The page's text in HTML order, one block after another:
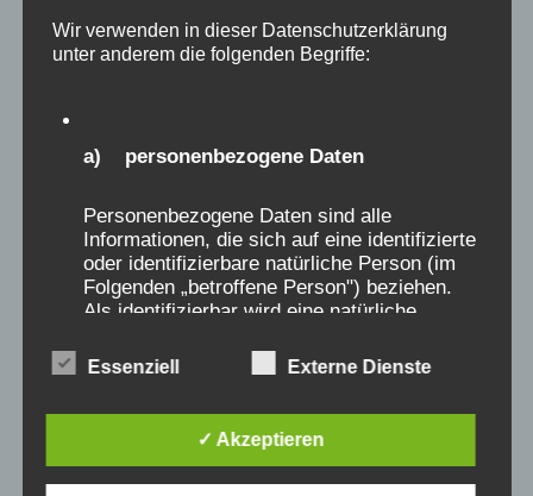
Radiobeitrag von Ralph
Wir verwenden in dieser Datenschutzerklärung
unter anderem die folgenden Begriffe:
a) personenbezogene Daten
Personenbezogene Daten sind alle
Informationen, die sich auf eine identifizierte
oder identifizierbare natürliche Person (im
Folgenden „betroffene Person") beziehen.
Als identifizierbar wird eine natürliche
insbesondere mittels Zuordnung zu einer
Kennung wie einem Namen, zu einer
Online-Kennung oder zu einem oder
mehreren besonderen Merkmalen, die
Essenziell Externe Dienste
✓ Akzeptieren